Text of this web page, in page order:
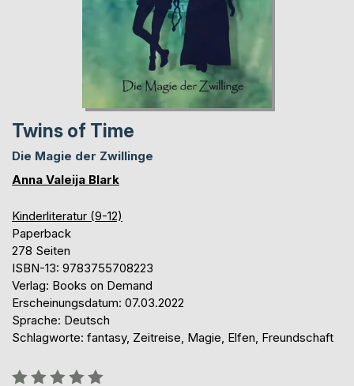
Twins of Time
Die Magie der Zwillinge
Anna Valeija Blark
Kinderliteratur (9-12)
Paperback
278 Seiten
ISBN-13: 9783755708223
Verlag: Books on Demand
Erscheinungsdatum: 07.03.2022
Sprache: Deutsch
Schlagworte: fantasy, Zeitreise, Magie, Elfen, Freundschaft
Bewertung::